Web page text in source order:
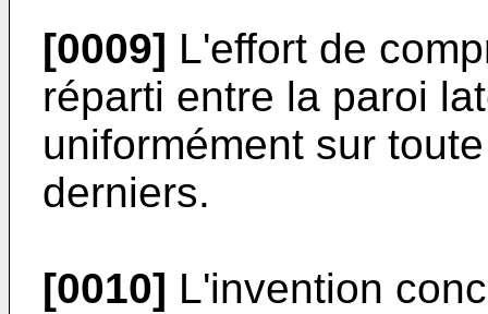
[0009] L'effort de
réparti entre la paroi
uniformément sur
derniers.
[0010] L'invention